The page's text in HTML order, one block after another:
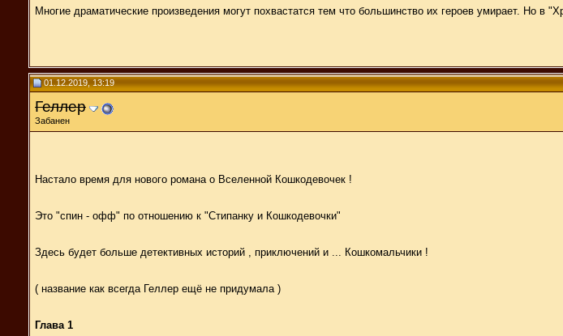
Многие драматические произведения могут похвастатся тем что большинство их героев умирает. Но в
01.12.2019, 13:19
Геллер
Забанен
Настало время для нового романа о Вселенной Кошкодевочек !
Это "спин - офф" по отношению к "Стипанку и Кошкодевочки"
Здесь будет больше детективных историй , приключений и ... Кошкомальчики !
( название как всегда Геллер ещё не придумала )
Глава 1